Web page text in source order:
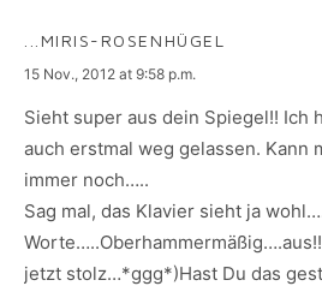
...MIRIS-ROSENHÜGEL
says:
15 Nov., 2012 at 9:58 p.m.
Sieht super aus dein Spiegel!! Ich
auch erstmal weg gelassen. Kann
immer noch…..
Sag mal, das Klavier sieht ja
jetzt stolz…*ggg*)Hast Du das